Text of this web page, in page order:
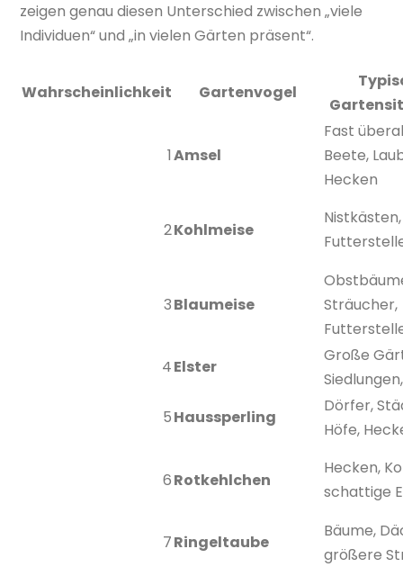
zeigen genau diesen Unterschied zwischen „viele
Individuen“ und „in vielen Gärten präsent“.
Wahrscheinlichkeit Gartenvogel
1Amsel
Fast
Beete,
Hecken
2Kohlmeise
3Blaumeise
Sträucher,
4Elster
Große
5Haussperling
Dörfer,
Höfe,
6Rotkehlchen
Hecken,
schattige
7Ringeltaube
Bäume,
größere